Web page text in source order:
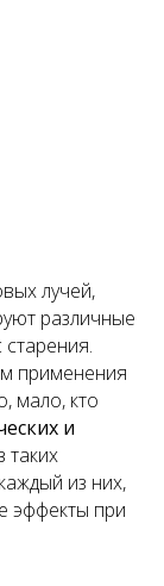
лучей,
различные
применения
мало, кто
и
таких
из них,
эффекты при